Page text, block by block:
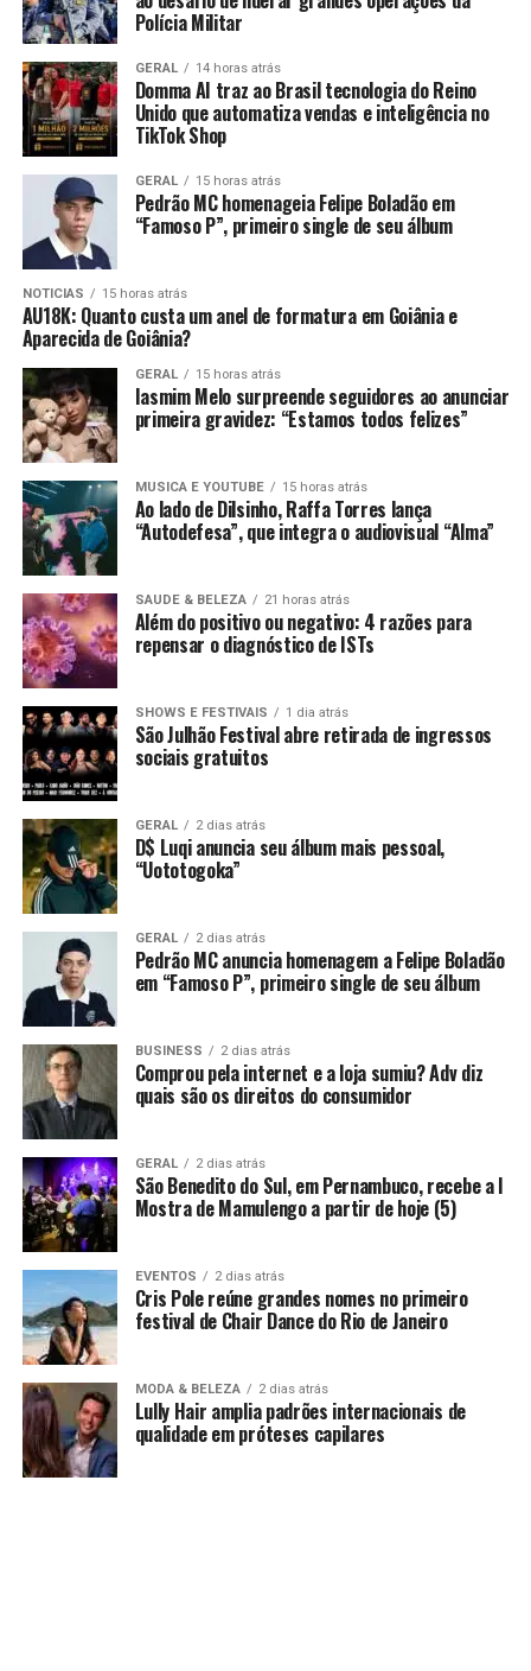
Polícia Militar
GERAL 14 horas atrás
Domma AI traz ao Brasil tecnologia do Reino
Unido que automatiza vendas e inteligência no
TikTok Shop
GERAL 15 horas atrás
Pedrão MC homenageia Felipe Boladão em
“Famoso P”, primeiro single de seu álbum
NOTICIAS 15 horas atrás
AU18K: Quanto custa um anel de formatura em Goiânia e
Aparecida de Goiânia?
GERAL 15 horas atrás
Iasmim Melo surpreende seguidores ao anunciar
primeira gravidez: “Estamos todos felizes”
MUSICA E YOUTUBE 15 horas atrás
Ao lado de Dilsinho, Raffa Torres lança
“Autodefesa”, que integra o audiovisual “Alma”
SAUDE & BELEZA 21 horas atrás
Além do positivo ou negativo: 4 razões para
repensar o diagnóstico de ISTs
SHOWS E FESTIVAIS 1 dia atrás
São Julhão Festival abre retirada de ingressos
sociais gratuitos
GERAL 2 dias atrás
D$ Luqi anuncia seu álbum mais pessoal,
“Uototogoka”
GERAL 2 dias atrás
Pedrão MC anuncia homenagem a Felipe Boladão
em “Famoso P”, primeiro single de seu álbum
BUSINESS 2 dias atrás
Comprou pela internet e a loja sumiu? Adv diz
quais são os direitos do consumidor
GERAL 2 dias atrás
São Benedito do Sul, em Pernambuco, recebe a I
Mostra de Mamulengo a partir de hoje (5)
EVENTOS 2 dias atrás
Cris Pole reúne grandes nomes no primeiro
festival de Chair Dance do Rio de Janeiro
MODA & BELEZA 2 dias atrás
Lully Hair amplia padrões internacionais de
qualidade em próteses capilares